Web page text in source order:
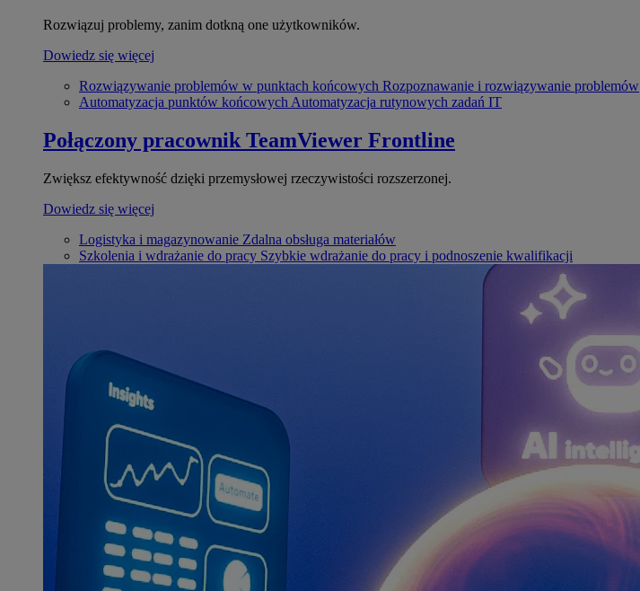
Rozwiązuj problemy, zanim dotkną one użytkowników.
Dowiedz się więcej
Rozwiązywanie problemów w punktach końcowych Rozpoznawanie i rozwiązywanie problemów
Automatyzacja punktów końcowych Automatyzacja rutynowych zadań IT
Połączony pracownik TeamViewer Frontline
Zwiększ efektywność dzięki przemysłowej rzeczywistości rozszerzonej.
Dowiedz się więcej
Logistyka i magazynowanie Zdalna obsługa materiałów
Szkolenia i wdrażanie do pracy Szybkie wdrażanie do pracy i podnoszenie kwalifikacji